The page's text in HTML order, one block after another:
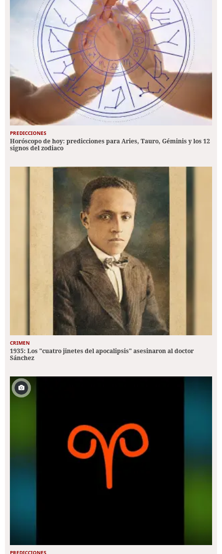
PREDICCIONES
Horóscopo de hoy: predicciones para Aries, Tauro, Géminis y los 12
signos del zodiaco
CRIMEN
1935: Los "cuatro jinetes del apocalipsis" asesinaron al doctor
Sánchez
PREDICCIONES